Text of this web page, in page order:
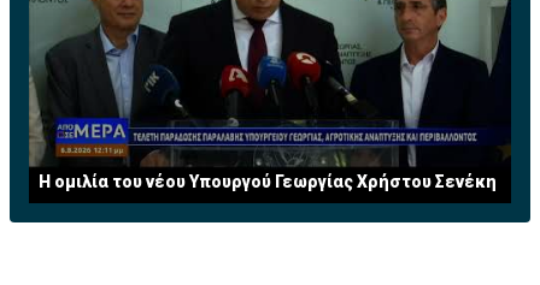
Η ομιλία του νέου Υπουργού Γεωργίας Χρήστου Σενέκη